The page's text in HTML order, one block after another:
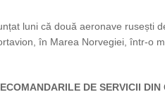
luni că două aeronave rusești
în Marea Norvegiei, într-o
DE SERVICII